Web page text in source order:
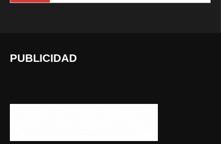
PUBLICIDAD